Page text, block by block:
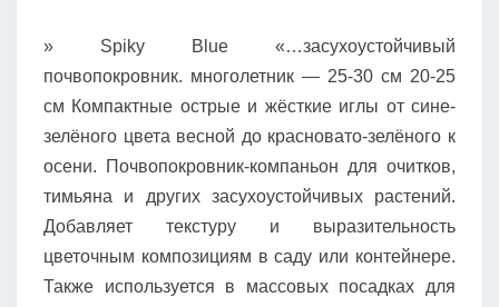
» Spiky Blue «…засухоустойчивый
почвопокровник. многолетник — 25-30 см 20-25
см Компактные острые и жёсткие иглы от сине-
зелёного цвета весной до красновато-зелёного к
осени. Почвопокровник-компаньон для очитков,
тимьяна и других засухоустойчивых растений.
Добавляет текстуру и выразительность
цветочным композициям в саду или контейнере.
Также используется в массовых посадках для